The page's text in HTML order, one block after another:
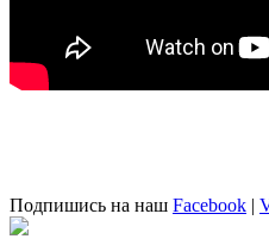
Подпишись на наш Facebook |